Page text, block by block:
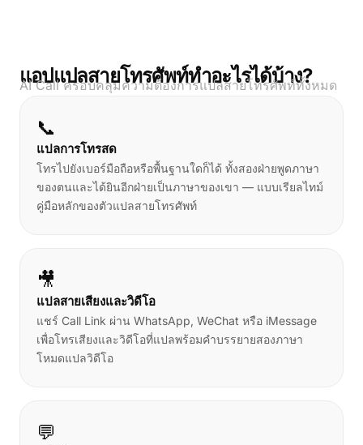
แอปแปลสายโทรศัพท์ทำอะไรได้บ้าง?
AI Call ครอบคลุมความต้องการแปลสายโทรศัพท์ทั้งหมด
📞
แปลการโทรสด
โทรไปยังเบอร์มือถือหรือพื้นฐานใดก็ได้ ทั้งสองฝ่ายพูดภาษา
ของตนและได้ยินอีกฝ่ายเป็นภาษาของเขา — แบบเรียลไทม์
คู่มือหลักของตัวแปลสายโทรศัพท์
🎥
แปลสายเสียงและวิดีโอ
แชร์ Call Link ผ่าน WhatsApp, WeChat หรือ iMessage
เพื่อโทรเสียงและวิดีโอที่แปลพร้อมคำบรรยายสองภาษา
โหมดแปลวิดีโอ
💬